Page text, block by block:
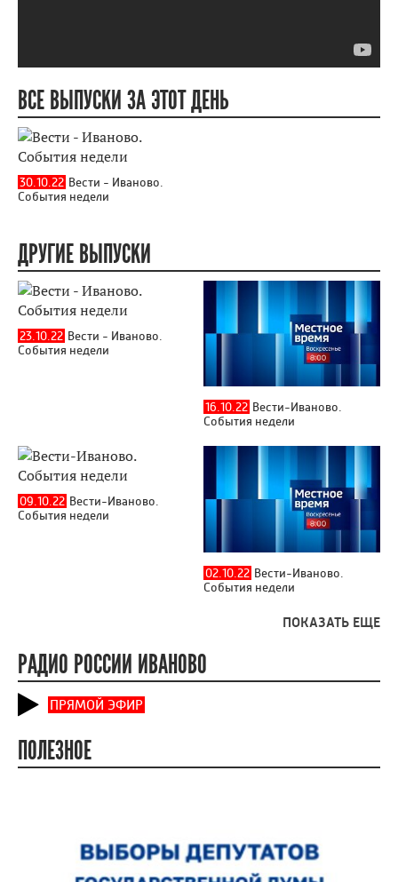
ВСЕ ВЫПУСКИ ЗА ЭТОТ ДЕНЬ
30.10.22 Вести - Иваново.
События недели
ДРУГИЕ ВЫПУСКИ
23.10.22 Вести - Иваново.
События недели
16.10.22 Вести-Иваново.
События недели
09.10.22 Вести-Иваново.
События недели
02.10.22 Вести-Иваново.
События недели
ПОКАЗАТЬ ЕЩЕ
РАДИО РОССИИ ИВАНОВО
ПРЯМОЙ ЭФИР
ПОЛЕЗНОЕ